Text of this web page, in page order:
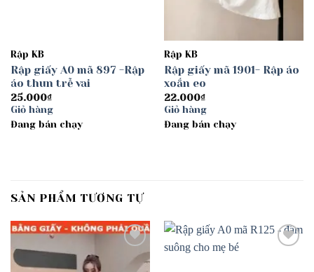
Rập KB
Rập giấy A0 mã 897 -Rập
áo thun trễ vai
25.000₫
Giỏ hàng
Đang bán chạy
Rập KB
Rập giấy mã 1901- Rập áo
xoắn eo
22.000₫
Giỏ hàng
Đang bán chạy
SẢN PHẨM TƯƠNG TỰ
Add to
wishlist